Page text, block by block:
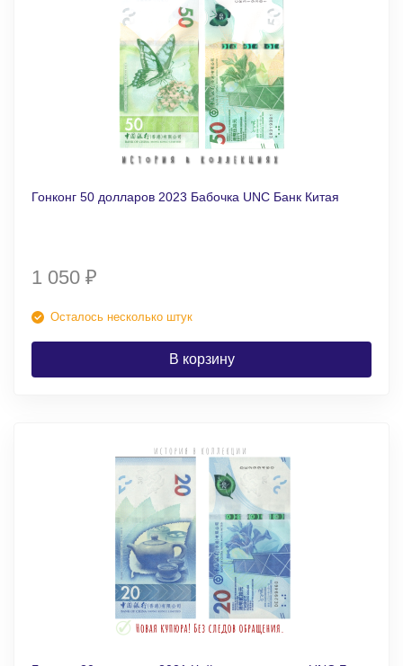
Гонконг 50 долларов 2023 Бабочка UNC Банк Китая
1 050 ₽
Осталось несколько штук
В корзину